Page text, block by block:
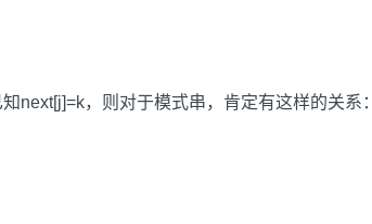
next[j]=k，则对于模式串，肯定有这样的关系：